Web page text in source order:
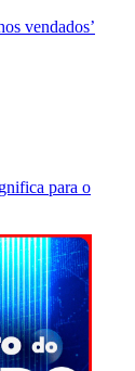
vendados’
para o